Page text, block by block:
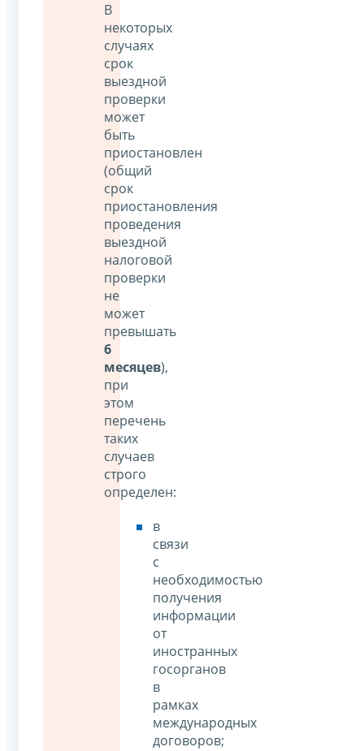
В
некоторых
случаях
срок
выездной
проверки
может
быть
приостановлен
(общий
срок
приостановления
проведения
выездной
налоговой
проверки
не
может
превышать
6
месяцев),
при
этом
перечень
таких
случаев
строго
определен:
в
связи
с
необходимостью
получения
информации
от
иностранных
госорганов
в
рамках
международных
договоров;